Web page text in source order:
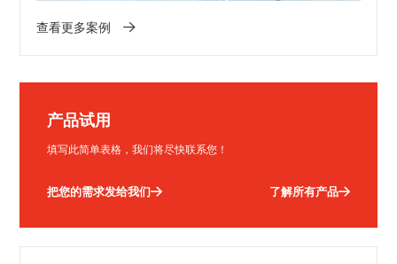
查看更多案例
产品试用
填写此简单表格，我们将尽快联系您！
把您的需求发给我们 了解所有产品